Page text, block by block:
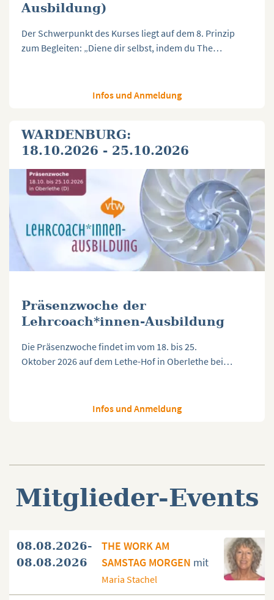
Ausbildung)
Der Schwerpunkt des Kurses liegt auf dem 8. Prinzip
zum Begleiten: „Diene dir selbst, indem du The…
Infos und Anmeldung
WARDENBURG:
18.10.2026 - 25.10.2026
Präsenzwoche der
Lehrcoach*innen-Ausbildung
Die Präsenzwoche findet im vom 18. bis 25.
Oktober 2026 auf dem Lethe-Hof in Oberlethe bei…
Infos und Anmeldung
Mitglieder-Events
08.08.2026-
08.08.2026
THE WORK AM
SAMSTAG MORGEN mit
Maria Stachel